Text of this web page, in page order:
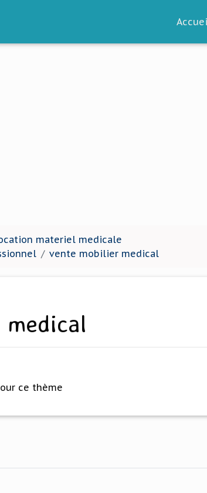
materiel medicale
vente mobilier medical
medical
ce thème